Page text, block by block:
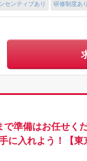
センティブあり 研修制度あり
準備はお任せく
入れよう！【東